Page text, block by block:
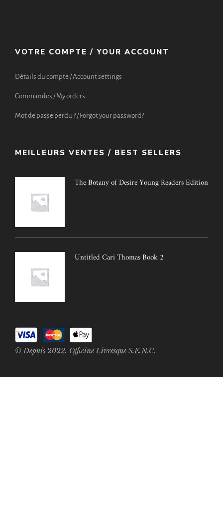
VOTRE COMPTE / YOUR ACCOUNT
Détails du compte / Account settings
Commandes / My orders
Mot de passe perdu ? / Forgot your password?
MEILLEURS VENTES / BEST SELLERS
The Botany of Desire Young Readers Edition
Untitled Cari Thomas Book 2
© Depuis 2022. Officine Livresque S.E.N.C.